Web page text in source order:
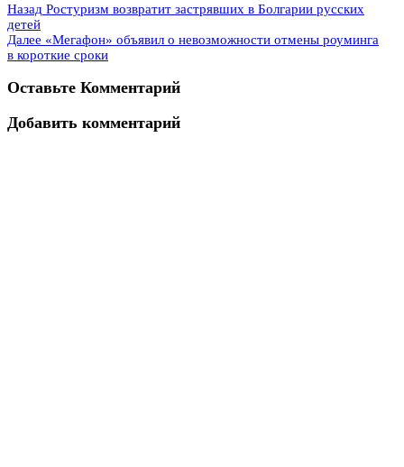
Назад Ростуризм возвратит застрявших в Болгарии русских
детей
Далее «Мегафон» объявил о невозможности отмены роуминга
в короткие сроки
Оставьте Комментарий
Добавить комментарий